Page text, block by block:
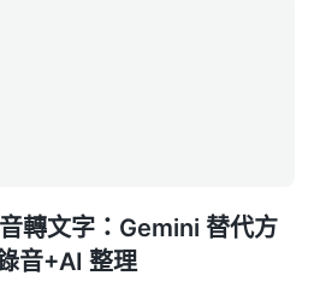
轉文字：Gemini 替代方
音+AI 整理